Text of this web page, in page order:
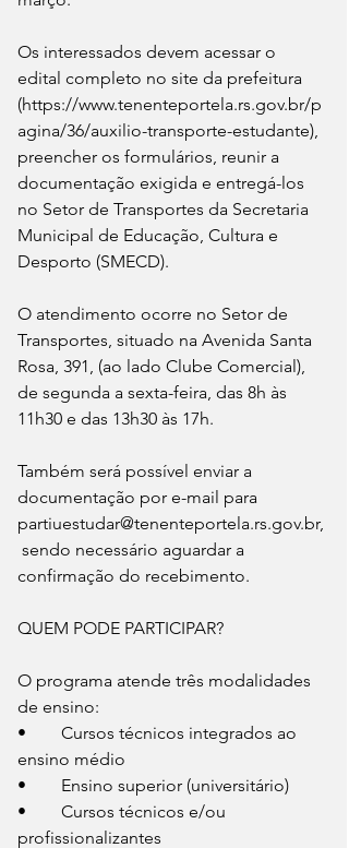
Os interessados devem acessar o
edital completo no site da prefeitura
(https://www.tenenteportela.rs.gov.br/p
agina/36/auxilio-transporte-estudante),
preencher os formulários, reunir a
documentação exigida e entregá-los
no Setor de Transportes da Secretaria
Municipal de Educação, Cultura e
Desporto (SMECD).
O atendimento ocorre no Setor de
Transportes, situado na Avenida Santa
Rosa, 391, (ao lado Clube Comercial),
de segunda a sexta-feira, das 8h às
11h30 e das 13h30 às 17h.
Também será possível enviar a
documentação por e-mail para
partiuestudar@tenenteportela.rs.gov.br,
sendo necessário aguardar a
confirmação do recebimento.
QUEM PODE PARTICIPAR?
O programa atende três modalidades
de ensino:
•	Cursos técnicos integrados ao
ensino médio
•	Ensino superior (universitário)
•	Cursos técnicos e/ou
profissionalizantes